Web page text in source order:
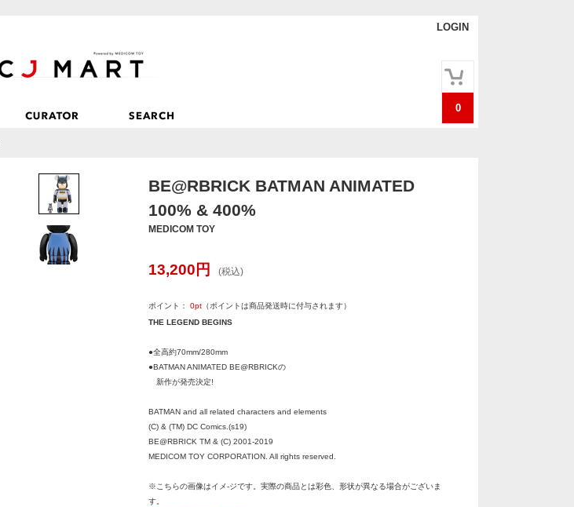
LOGIN
0
BE@RBRICK BATMAN ANIMATED
100% & 400%
MEDICOM TOY
13,200 円 (税込)
ポイント： 0pt （ポイントは商品発送時に付与されます）
THE LEGEND BEGINS
●全高約70mm/280mm
●BATMAN ANIMATED BE@RBRICKの
新作が発売決定!
BATMAN and all related characters and elements
(C) & (TM) DC Comics.(s19)
BE@RBRICK TM & (C) 2001-2019
MEDICOM TOY CORPORATION. All rights reserved.
※こちらの画像はイメ-ジです。実際の商品とは彩色、形状が異なる場合がございま
す。